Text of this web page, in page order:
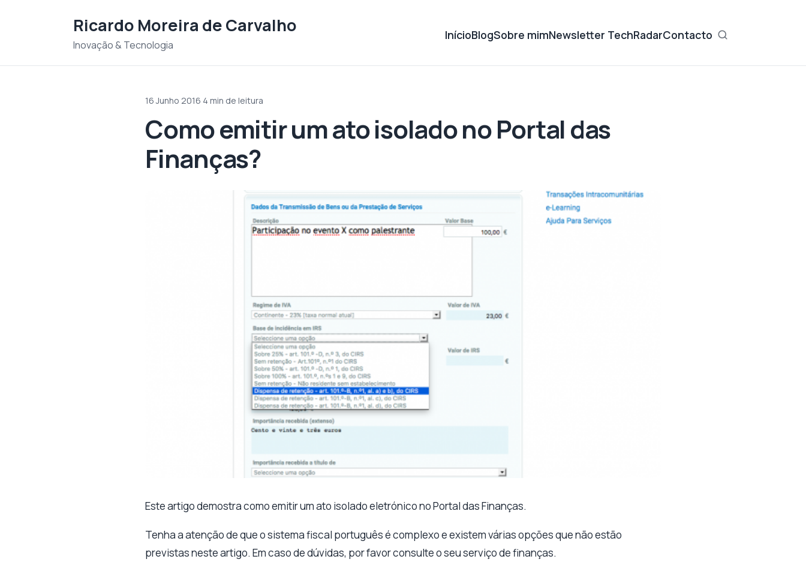
Ricardo Moreira de Carvalho
Inovação & Tecnologia
InícioBlogSobre mimNewsletter TechRadarContacto
16 Junho 2016 4 min de leitura
Como emitir um ato isolado no Portal das
Finanças?
Este artigo demostra como emitir um ato isolado eletrónico no Portal das Finanças.
Tenha a atenção de que o sistema fiscal português é complexo e existem várias opções que não estão
previstas neste artigo. Em caso de dúvidas, por favor consulte o seu serviço de finanças.